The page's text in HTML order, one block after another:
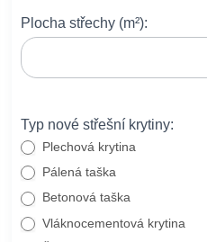
Plocha střechy (m²):
Typ nové střešní krytiny:
Plechová krytina
Pálená taška
Betonová taška
Vláknocementová krytina